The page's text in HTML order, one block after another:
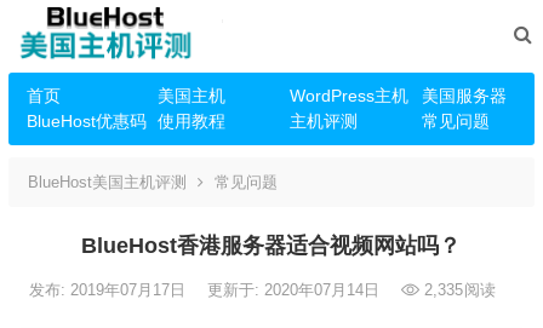
首页 美国主机 WordPress主机
美国服务器
BlueHost优惠码
使用教程 主机评测 常见问题
BlueHost美国主机评测 常见问题
BlueHost香港服务器适合视频网站吗？
发布: 2019年07月17日 更新于: 2020年07月14日 2,335阅读